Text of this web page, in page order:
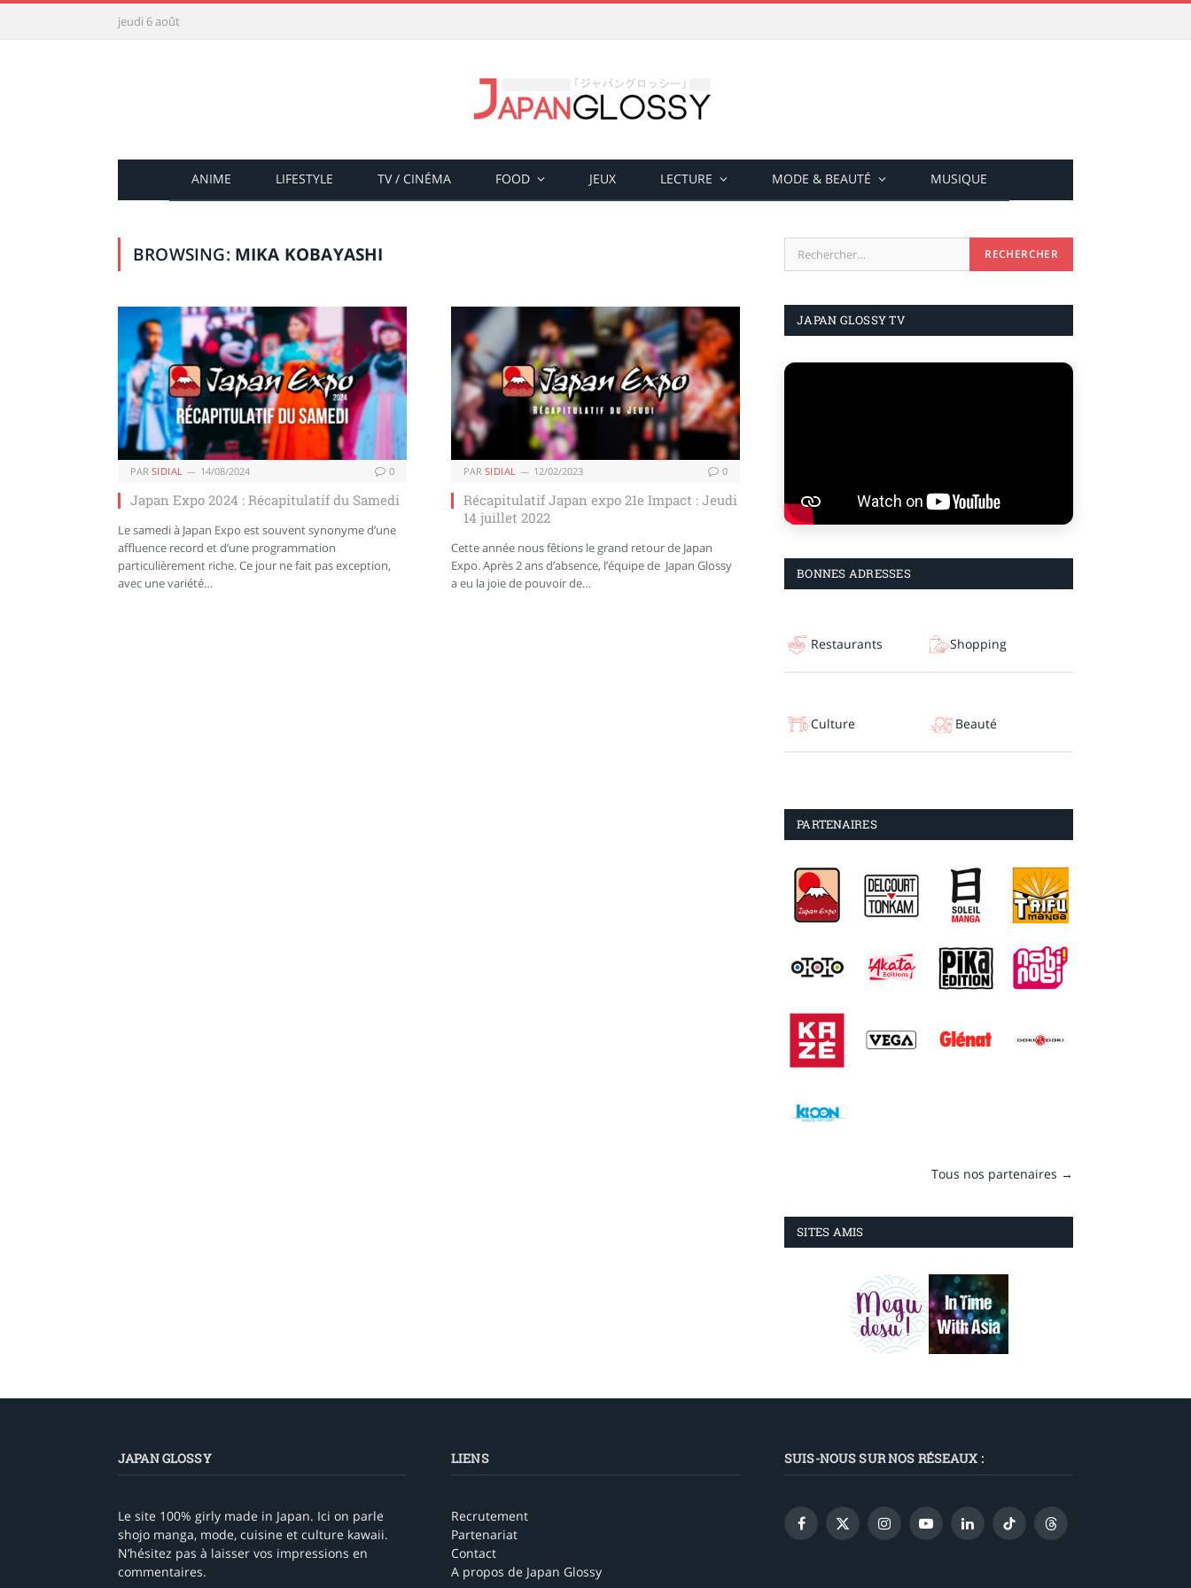
jeudi 6 août
ANIME LIFESTYLE TV / CINÉMA FOOD JEUX LECTURE MODE & BEAUTÉ MUSIQUE
BROWSING: MIKA KOBAYASHI
PAR SIDIAL 14/08/2024 0
Japan Expo 2024 : Récapitulatif du Samedi
Le samedi à Japan Expo est souvent synonyme d’une
affluence record et d’une programmation
particulièrement riche. Ce jour ne fait pas exception,
avec une variété…
PAR SIDIAL 12/02/2023 0
Récapitulatif Japan expo 21e Impact : Jeudi
14 juillet 2022
Cette année nous fêtions le grand retour de Japan
Expo. Après 2 ans d’absence, l’équipe de Japan Glossy
a eu la joie de pouvoir de…
JAPAN GLOSSY TV
BONNES ADRESSES
Restaurants Shopping
Culture Beauté
PARTENAIRES
Tous nos partenaires →
SITES AMIS
JAPAN GLOSSY
Le site 100% girly made in Japan. Ici on parle
shojo manga, mode, cuisine et culture kawaii.
N’hésitez pas à laisser vos impressions en
commentaires.
LIENS
Recrutement
Partenariat
Contact
A propos de Japan Glossy
SUIS-NOUS SUR NOS RÉSEAUX :
Facebook
X
InstagramYouTubeLinkedInTikTok Threads